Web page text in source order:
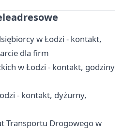
w Łodzi - kontakt,
dla firm
w Łodzi - kontakt, godziny
- kontakt, dyżurny,
Transportu Drogowego w